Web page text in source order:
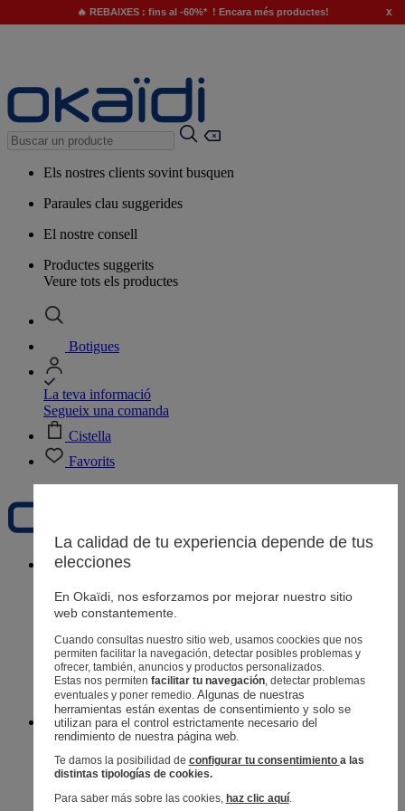
🔥 REBAIXES : fins al -60%* ! Encara més productes! x
Els nostres clients sovint busquen
Paraules clau suggerides
El nostre consell
Productes suggerits
Veure tots els productes
Botigues
La teva informació
Segueix una comanda
Cistella
Favorits
Naixement0-12 mesos
Botigues
Contacte i ajuda
Lliuraments
Devolucions
Bebè nena0-36 mesos
La calidad de tu experiencia depende de tus
elecciones
En Okaïdi, nos esforzamos por mejorar nuestro sitio
web constantemente.
Cuando consultas nuestro sitio web, usamos coockies que nos
permiten facilitar la navegación, detectar posibles problemas y
ofrecer, también, anuncios y productos personalizados.
Estas nos permiten facilitar tu navegación, detectar problemas
eventuales y poner remedio. Algunas de nuestras
herramientas están exentas de consentimiento y solo se
utilizan para el control estrictamente necesario del
rendimiento de nuestra página web.
Te damos la posibilidad de configurar tu consentimiento a las
distintas tipologías de cookies.
Para saber más sobre las cookies, haz clic aquí.